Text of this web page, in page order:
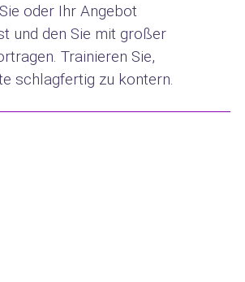
oder Ihr Angebot
und den Sie mit großer
Trainieren Sie,
schlagfertig zu kontern.